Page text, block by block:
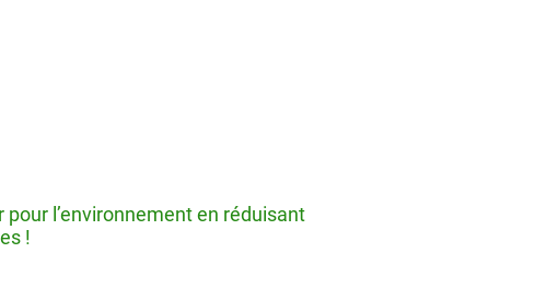
l’environnement en réduisant
!